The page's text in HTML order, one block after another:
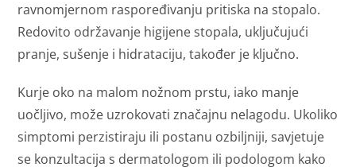
ravnomjernom raspoređivanju pritiska na stopalo.
Redovito održavanje higijene stopala, uključujući
pranje, sušenje i hidrataciju, također je ključno.
Kurje oko na malom nožnom prstu, iako manje
uočljivo, može uzrokovati značajnu nelagodu. Ukoliko
simptomi perzistiraju ili postanu ozbiljniji, savjetuje
se konzultacija s dermatologom ili podologom kako